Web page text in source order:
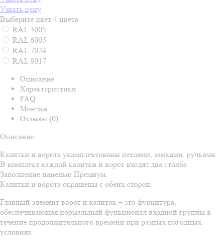
Узнать цену
Выберите цвет 4 цвета
RAL 3005
RAL 6005
RAL 7024
RAL 8017
Описание
Характеристики
FAQ
Монтаж
Отзывы (0)
Описание
Калитки и ворота укомплектованы петлями, замками, ручками.
В комплект каждой калитки и ворот входят два столба.
Заполнение панелью Премиум.
Калитки и ворота окрашены с обеих сторон.
Главный элемент ворот и калиток – это фурнитура,
обеспечивающая нормальный функционал входной группы в
течение продолжительного времени при разных погодных
условиях.